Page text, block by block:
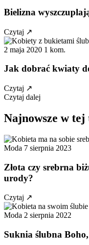
Bielizna
Czytaj ↗
2 maja 2020 1 kom.
Jak dobrać kwiaty
Czytaj ↗
Czytaj dalej
Najnowsze w tej
Moda 7 sierpnia 2023
Złota czy srebrna
urody?
Czytaj ↗
Moda 2 sierpnia 2022
Suknia ślubna